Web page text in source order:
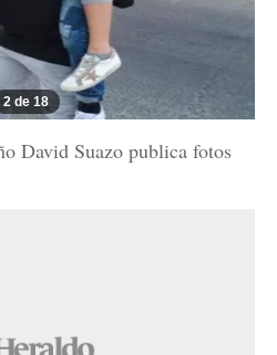
2 de 18
David Suazo publica fotos